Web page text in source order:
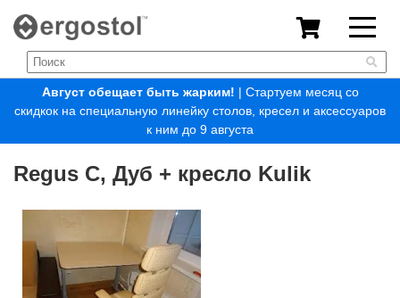
Август обещает быть жарким! | Стартуем месяц со
скидкок на специальную линейку столов, кресел и аксессуаров
к ним до 9 августа
Regus C, Дуб + кресло Kulik